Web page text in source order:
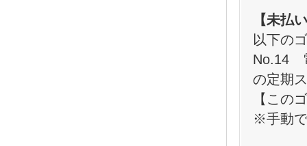
【未払
以下の
No.14
の定期
【この
※手動